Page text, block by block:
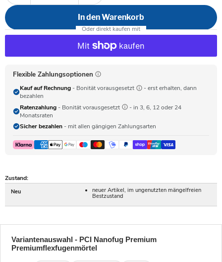
In den Warenkorb
Flexible Zahlungsoptionen
Kauf auf Rechnung - Bonität vorausgesetzt
- erst erhalten, dann
bezahlen
Ratenzahlung - Bonität vorausgesetzt
- in 3, 6, 12 oder 24
Monatsraten
Sicher bezahlen - mit allen gängigen Zahlungsarten
Zustand:
Neu
neuer Artikel, im ungenutzten mängelfreien
Bestzustand
Variantenauswahl - PCI Nanofug Premium
Premiumflexfugenmörtel